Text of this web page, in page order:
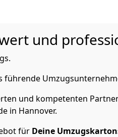
und
und kompetenten
in Hannover.
für Deine